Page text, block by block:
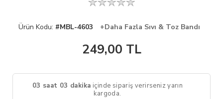
Ürün Kodu: #MBL-4603 +Daha Fazla Sıvı & Toz Bandı
249,00 TL
03 saat 02 dakika içinde sipariş verirseniz yarın
kargoda.